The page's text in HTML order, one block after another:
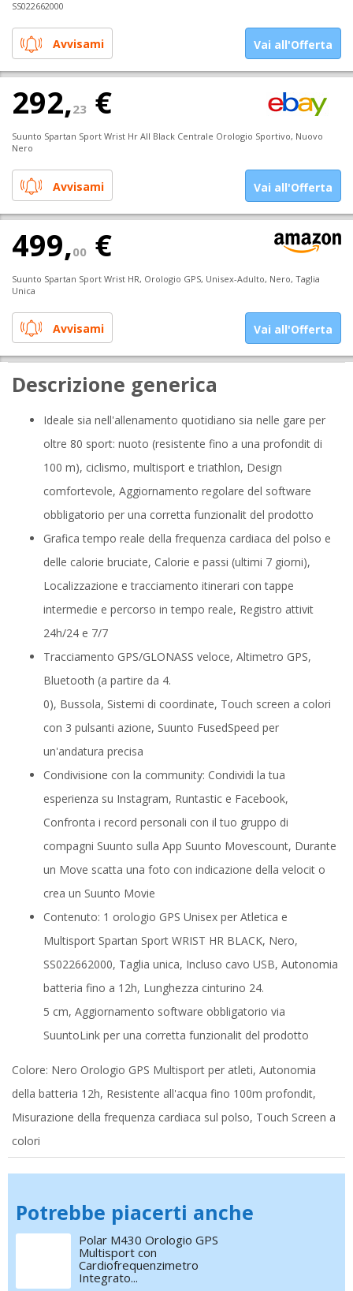
Potrebbe piacerti anche
Polar M430 Orologio GPS
Multisport con
Cardiofrequenzimetro
Integrato...
SS022662000
Avvisami Vai all'Offerta
292,23 €
Suunto Spartan Sport Wrist Hr All Black Centrale Orologio Sportivo, Nuovo
Nero
Avvisami Vai all'Offerta
499,00 €
Suunto Spartan Sport Wrist HR, Orologio GPS, Unisex-Adulto, Nero, Taglia
Unica
Avvisami Vai all'Offerta
Descrizione generica
Ideale sia nell'allenamento quotidiano sia nelle gare per
oltre 80 sport: nuoto (resistente fino a una profondit di
100 m), ciclismo, multisport e triathlon, Design
comfortevole, Aggiornamento regolare del software
obbligatorio per una corretta funzionalit del prodotto
Grafica tempo reale della frequenza cardiaca del polso e
delle calorie bruciate, Calorie e passi (ultimi 7 giorni),
Localizzazione e tracciamento itinerari con tappe
intermedie e percorso in tempo reale, Registro attivit
24h/24 e 7/7
Tracciamento GPS/GLONASS veloce, Altimetro GPS,
Bluetooth (a partire da 4.
0), Bussola, Sistemi di coordinate, Touch screen a colori
con 3 pulsanti azione, Suunto FusedSpeed per
un'andatura precisa
Condivisione con la community: Condividi la tua
esperienza su Instagram, Runtastic e Facebook,
Confronta i record personali con il tuo gruppo di
compagni Suunto sulla App Suunto Movescount, Durante
un Move scatta una foto con indicazione della velocit o
crea un Suunto Movie
Contenuto: 1 orologio GPS Unisex per Atletica e
Multisport Spartan Sport WRIST HR BLACK, Nero,
SS022662000, Taglia unica, Incluso cavo USB, Autonomia
batteria fino a 12h, Lunghezza cinturino 24.
5 cm, Aggiornamento software obbligatorio via
SuuntoLink per una corretta funzionalit del prodotto
Colore: Nero Orologio GPS Multisport per atleti, Autonomia
della batteria 12h, Resistente all'acqua fino 100m profondit,
Misurazione della frequenza cardiaca sul polso, Touch Screen a
colori